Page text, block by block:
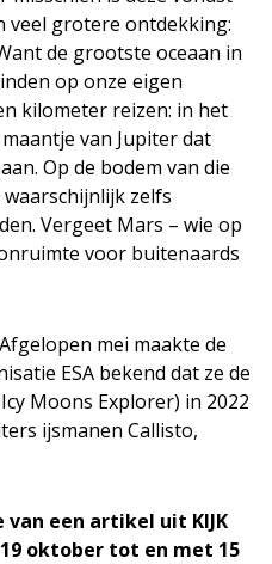
veel grotere ontdekking:
de grootste oceaan in
op onze eigen
kilometer reizen: in het
van Jupiter dat
Op de bodem van die
zelfs
Vergeet Mars – wie op
voor buitenaards
mei maakte de
ESA bekend dat ze de
Moons Explorer) in 2022
ijsmanen Callisto,
een artikel uit KIJK
oktober tot en met 15